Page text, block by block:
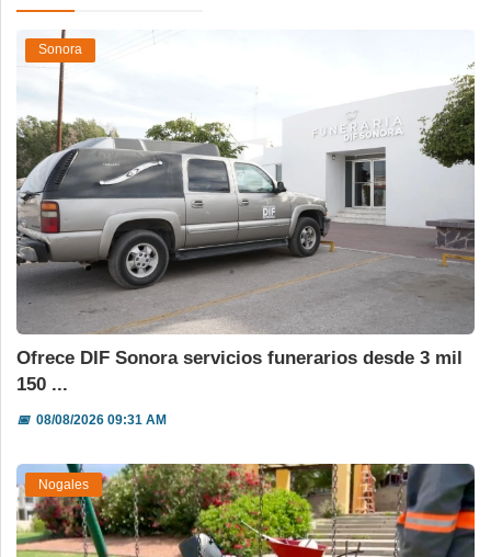
Sonora
Ofrece DIF Sonora servicios funerarios desde 3 mil
150 ...
📅08/08/2026 09:31 AM
Nogales